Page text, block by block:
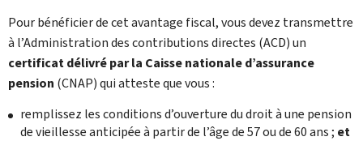
Pour bénéficier de cet avantage fiscal, vous devez transmettre
à l’Administration des contributions directes (ACD) un
certificat délivré par la Caisse nationale d’assurance
pension (CNAP) qui atteste que vous :
remplissez les conditions d’ouverture du droit à une pension
de vieillesse anticipée à partir de l’âge de 57 ou de 60 ans ; et